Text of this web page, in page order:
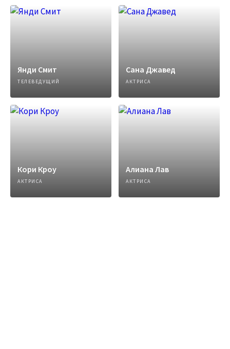
Янди Смит
ТЕЛЕВЕДУЩИЙ
Сана Джавед
АКТРИСА
Кори Кроу
АКТРИСА
Алиана Лав
АКТРИСА